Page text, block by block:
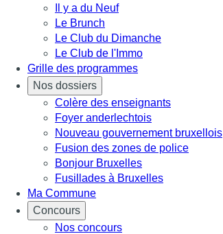
Il y a du Neuf
Le Brunch
Le Club du Dimanche
Le Club de l'Immo
Grille des programmes
Nos dossiers
Colère des enseignants
Foyer anderlechtois
Nouveau gouvernement bruxellois
Fusion des zones de police
Bonjour Bruxelles
Fusillades à Bruxelles
Ma Commune
Concours
Nos concours